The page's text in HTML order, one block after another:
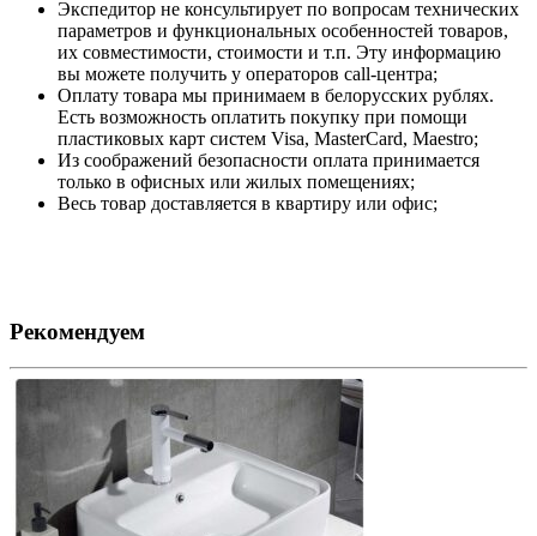
Экспедитор не консультирует по вопросам технических
параметров и функциональных особенностей товаров,
их совместимости, стоимости и т.п. Эту информацию
вы можете получить у операторов call-центра;
Оплату товара мы принимаем в белорусских рублях.
Есть возможность оплатить покупку при помощи
пластиковых карт систем Visa, MasterCard, Maestro;
Из соображений безопасности оплата принимается
только в офисных или жилых помещениях;
Весь товар доставляется в квартиру или офис;
Рекомендуем